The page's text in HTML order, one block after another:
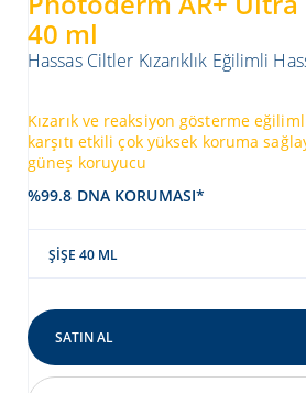
40 ml
Hassas Ciltler Kızarıklık Eğilimli
Kızarık ve reaksiyon gösterme
karşıtı etkili çok yüksek koruma
güneş koruyucu
%99.8 DNA KORUMASI*
ŞIŞE 40 ML
SATIN AL